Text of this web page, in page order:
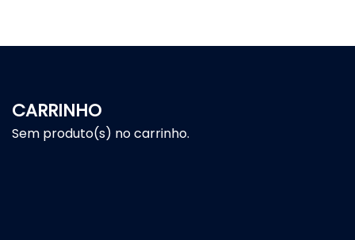
CARRINHO
Sem produto(s) no carrinho.